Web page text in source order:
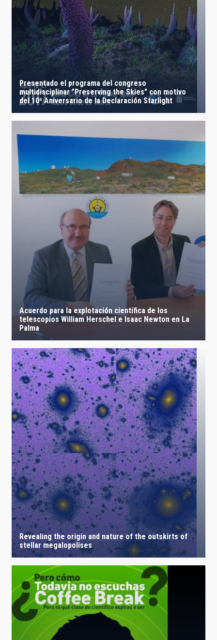
Presentado el programa del congreso
multidisciplinar "Preserving the Skies" con motivo
del 10ª Aniversario de la Declaración Starlight
Acuerdo para la explotación científica de los
telescopios William Herschel e Isaac Newton en La
Palma
Revealing the origin and nature of the outskirts of
stellar megalopolises